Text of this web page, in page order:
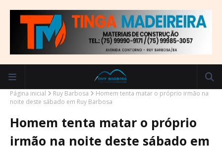
Página inicial Ruy Barbosa
Homem tenta matar o próprio irmão na
noite deste sábado em Ruy Barbosa
Homem tenta matar o próprio
irmão na noite deste sábado em